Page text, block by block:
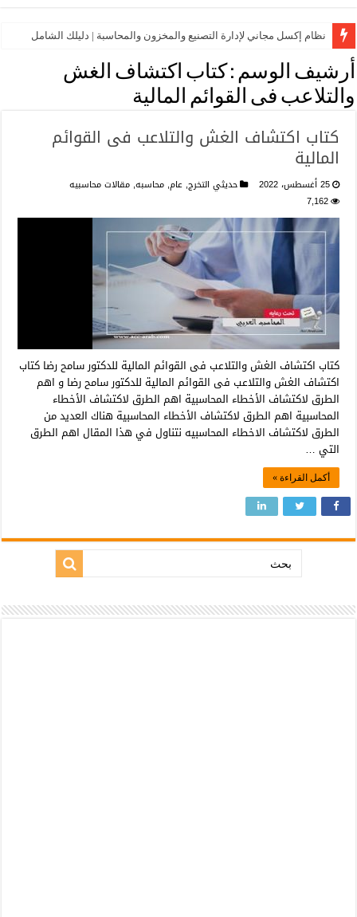
نظام إكسل مجاني لإدارة التصنيع والمخزون والمحاسبة | دليلك الشامل
أرشيف الوسم : كتاب اكتشاف الغش
والتلاعب فى القوائم المالية
كتاب اكتشاف الغش والتلاعب فى القوائم
المالية
25 أغسطس، 2022 حديثي التخرج, عام, محاسبه, مقالات محاسبيه
7,162
كتاب اكتشاف الغش والتلاعب فى القوائم المالية للدكتور سامح رضا كتاب
اكتشاف الغش والتلاعب فى القوائم المالية للدكتور سامح رضا و اهم
الطرق لاكتشاف الأخطاء المحاسبية اهم الطرق لاكتشاف الأخطاء
المحاسبية اهم الطرق لاكتشاف الأخطاء المحاسبية هناك العديد من
الطرق لاكتشاف الاخطاء المحاسبيه نتناول في هذا المقال اهم الطرق
التي …
أكمل القراءة »
بحث: